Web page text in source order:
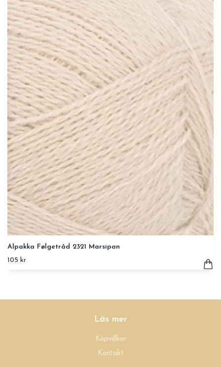
Alpakka Følgetråd 2321 Marsipan
105 kr
Läs mer
Köpvillkor
Kontakt